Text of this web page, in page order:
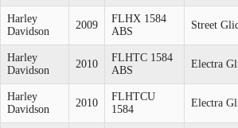
Harley
Davidson
2009
FLHX 1584
ABS
Street
Harley
Davidson
2010
FLHTC 1584
ABS
Electra
Harley
Davidson
2010
FLHTCU
1584
Electra